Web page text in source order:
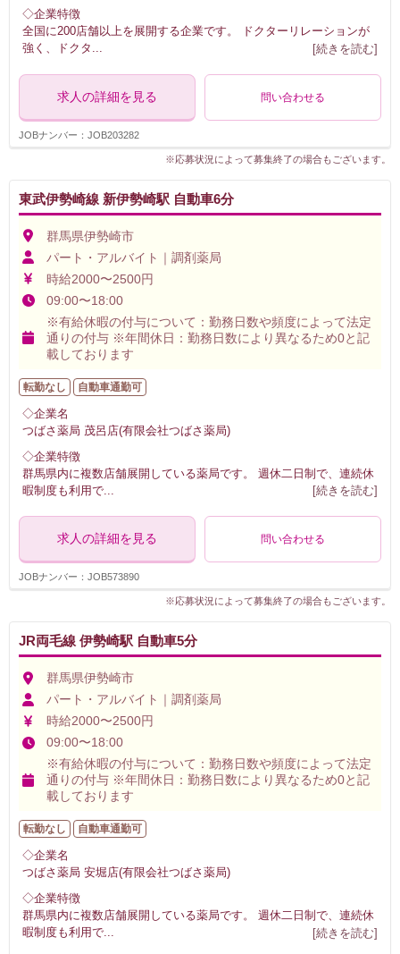
◇企業特徴
全国に200店舗以上を展開する企業です。 ドクターリレーションが
強く、ドクタ ... [続きを読む]
求人の詳細を見る 問い合わせる
JOBナンバー：JOB203282
※応募状況によって募集終了の場合もございます。
東武伊勢崎線 新伊勢崎駅 自動車6分
群馬県伊勢崎市
パート・アルバイト｜調剤薬局
時給2000〜2500円
09:00〜18:00
※有給休暇の付与について：勤務日数や頻度によって法定
通りの付与 ※年間休日：勤務日数により異なるため0と記
載しております
転勤なし 自動車通勤可
◇企業名
つばさ薬局 茂呂店(有限会社つばさ薬局)
◇企業特徴
群馬県内に複数店舗展開している薬局です。 週休二日制で、連続休
暇制度も利用で
[続きを読む]
求人の詳細を見る 問い合わせる
JOBナンバー：JOB573890
※応募状況によって募集終了の場合もございます。
JR両毛線 伊勢崎駅 自動車5分
群馬県伊勢崎市
パート・アルバイト｜調剤薬局
時給2000〜2500円
09:00〜18:00
※有給休暇の付与について：勤務日数や頻度によって法定
通りの付与 ※年間休日：勤務日数により異なるため0と記
載しております
転勤なし 自動車通勤可
◇企業名
つばさ薬局 安堀店(有限会社つばさ薬局)
◇企業特徴
群馬県内に複数店舗展開している薬局です。 週休二日制で、連続休
暇制度も利用で... [続きを読む]